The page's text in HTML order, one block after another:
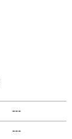
---
---